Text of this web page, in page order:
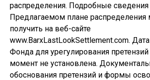
распределения. Подробные сведения
Предлагаемом плане
получить на веб-сайте
www.BarxLastLookSettlement.com.
Фонда для урегулирования
момент не установлена.
обоснования претензий и формы